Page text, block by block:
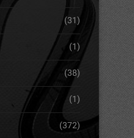
(31)
(1)
(38)
(1)
(372)